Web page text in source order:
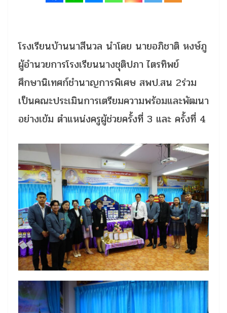
โรงเรียนบ้านนาสีนวล นำโดย นายอภิชาติ หงษ์ภู
ผู้อำนวยการโรงเรียนนางชุติปภา ไตรทิพย์
ศึกษานิเทศก์ชำนาญการพิเศษ สพป.สน 2ร่วม
เป็นคณะประเมินการเตรียมความพร้อมและพัฒนา
อย่างเข้ม ตำแหน่งครูผู้ช่วยครั้งที่ 3 และ ครั้งที่ 4